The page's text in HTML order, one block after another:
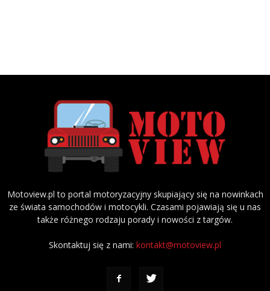
Motoview.pl to portal motoryzacyjny skupiający się na nowinkach
ze świata samochodów i motocykli. Czasami pojawiają się u nas
także różnego rodzaju porady i nowości z targów.
Skontaktuj się z nami: kontakt@motoview.pl